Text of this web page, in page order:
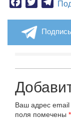
Facebook
Twitter
Ваш адрес email
поля помечены *